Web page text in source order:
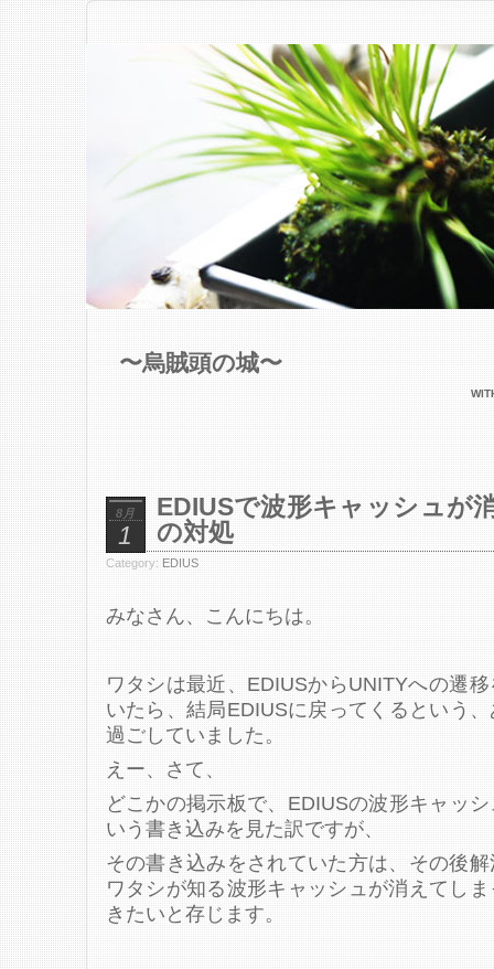
〜烏賊頭の城〜
8月
1
EDIUSで波形キャッシュが
の対処
Category: EDIUS
みなさん、こんにちは。
ワタシは最近、EDIUSからUNITYへの遷
いたら、結局EDIUSに戻ってくるという
過ごしていました。
えー、さて、
どこかの掲示板で、EDIUSの波形キャッ
いう書き込みを見た訳ですが、
その書き込みをされていた方は、その後
ワタシが知る波形キャッシュが消えてし
きたいと存じます。